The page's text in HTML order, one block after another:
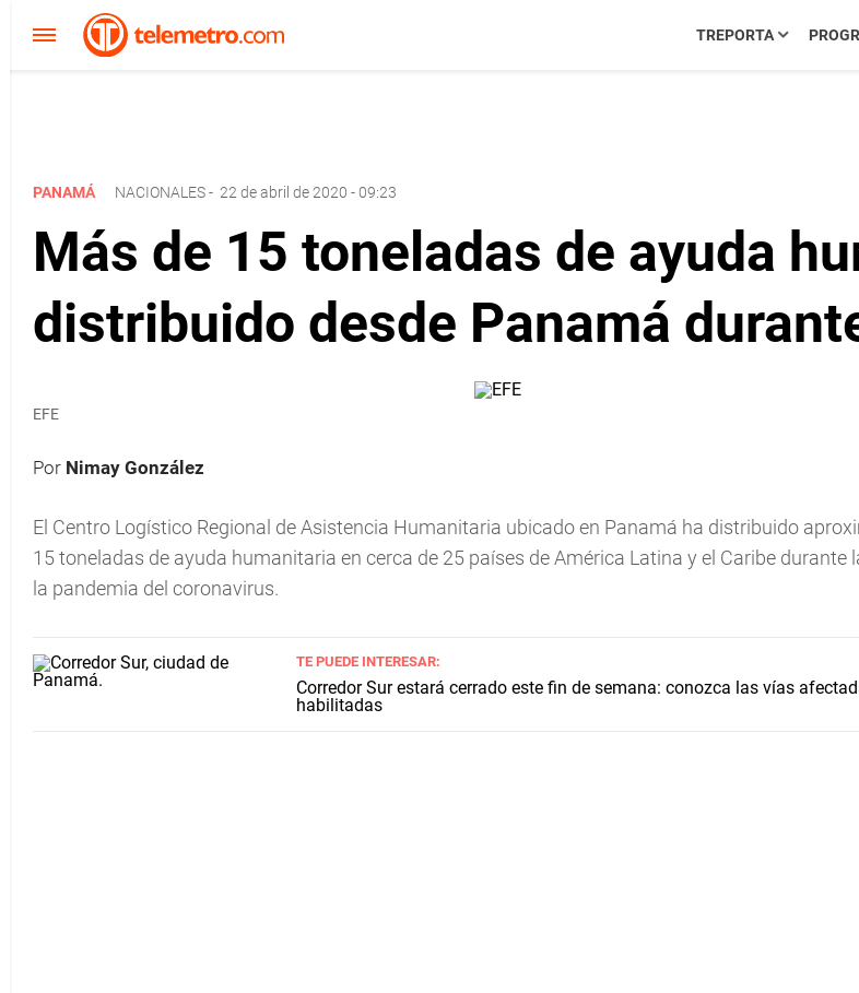
TREPORTA
PANAMÁ NACIONALES- 22 de abril de 2020 - 09:23
Más de 15 toneladas de ayuda
distribuido desde Panamá
EFE
Por Nimay González
El Centro Logístico Regional de Asistencia Humanitaria ubicado en Panamá ha distribuido
15 toneladas de ayuda humanitaria en cerca de 25 países de América Latina y el Caribe durante
la pandemia del coronavirus.
TE PUEDE INTERESAR:
Corredor Sur estará cerrado este fin de semana: conozca las vías
habilitadas